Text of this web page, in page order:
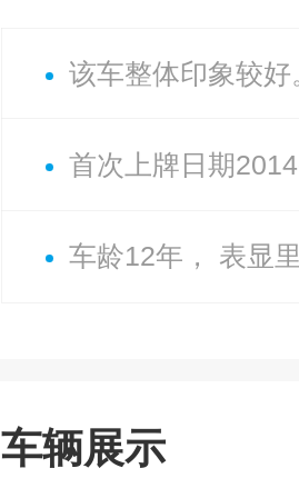
该车整体印象较好
首次上牌日期
车龄12年， 表显
车辆展示